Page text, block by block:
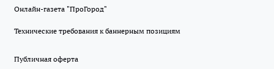
Онлайн-газета "ПроГород"
Технические требования к баннерным позициям
Публичная оферта